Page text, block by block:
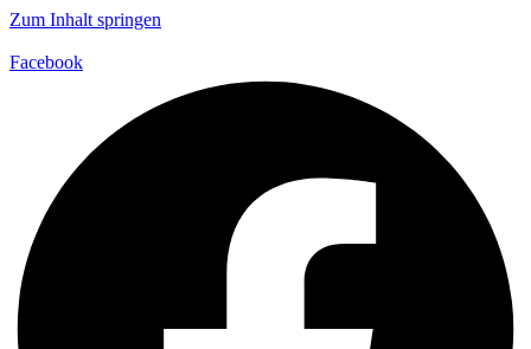
Zum Inhalt springen
Facebook